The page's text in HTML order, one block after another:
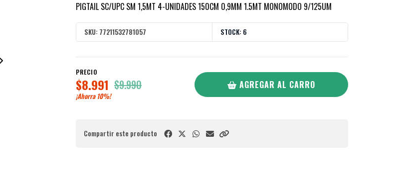
PIGTAIL SC/UPC SM 1,5MT 4-UNIDADES 150CM 0,9MM 1.5MT MONOMODO 9/125UM
SKU: 77211532781057 STOCK: 6
PRECIO
$8.991 $9.990
¡Ahorra 10%!
AGREGAR AL CARRO
Compartir este producto